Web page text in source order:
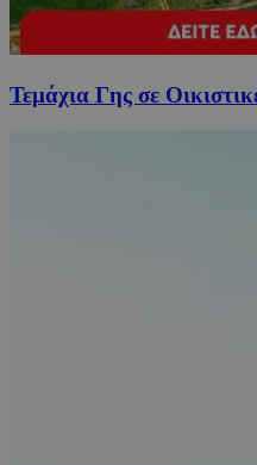
Τεμάχια Γης σε